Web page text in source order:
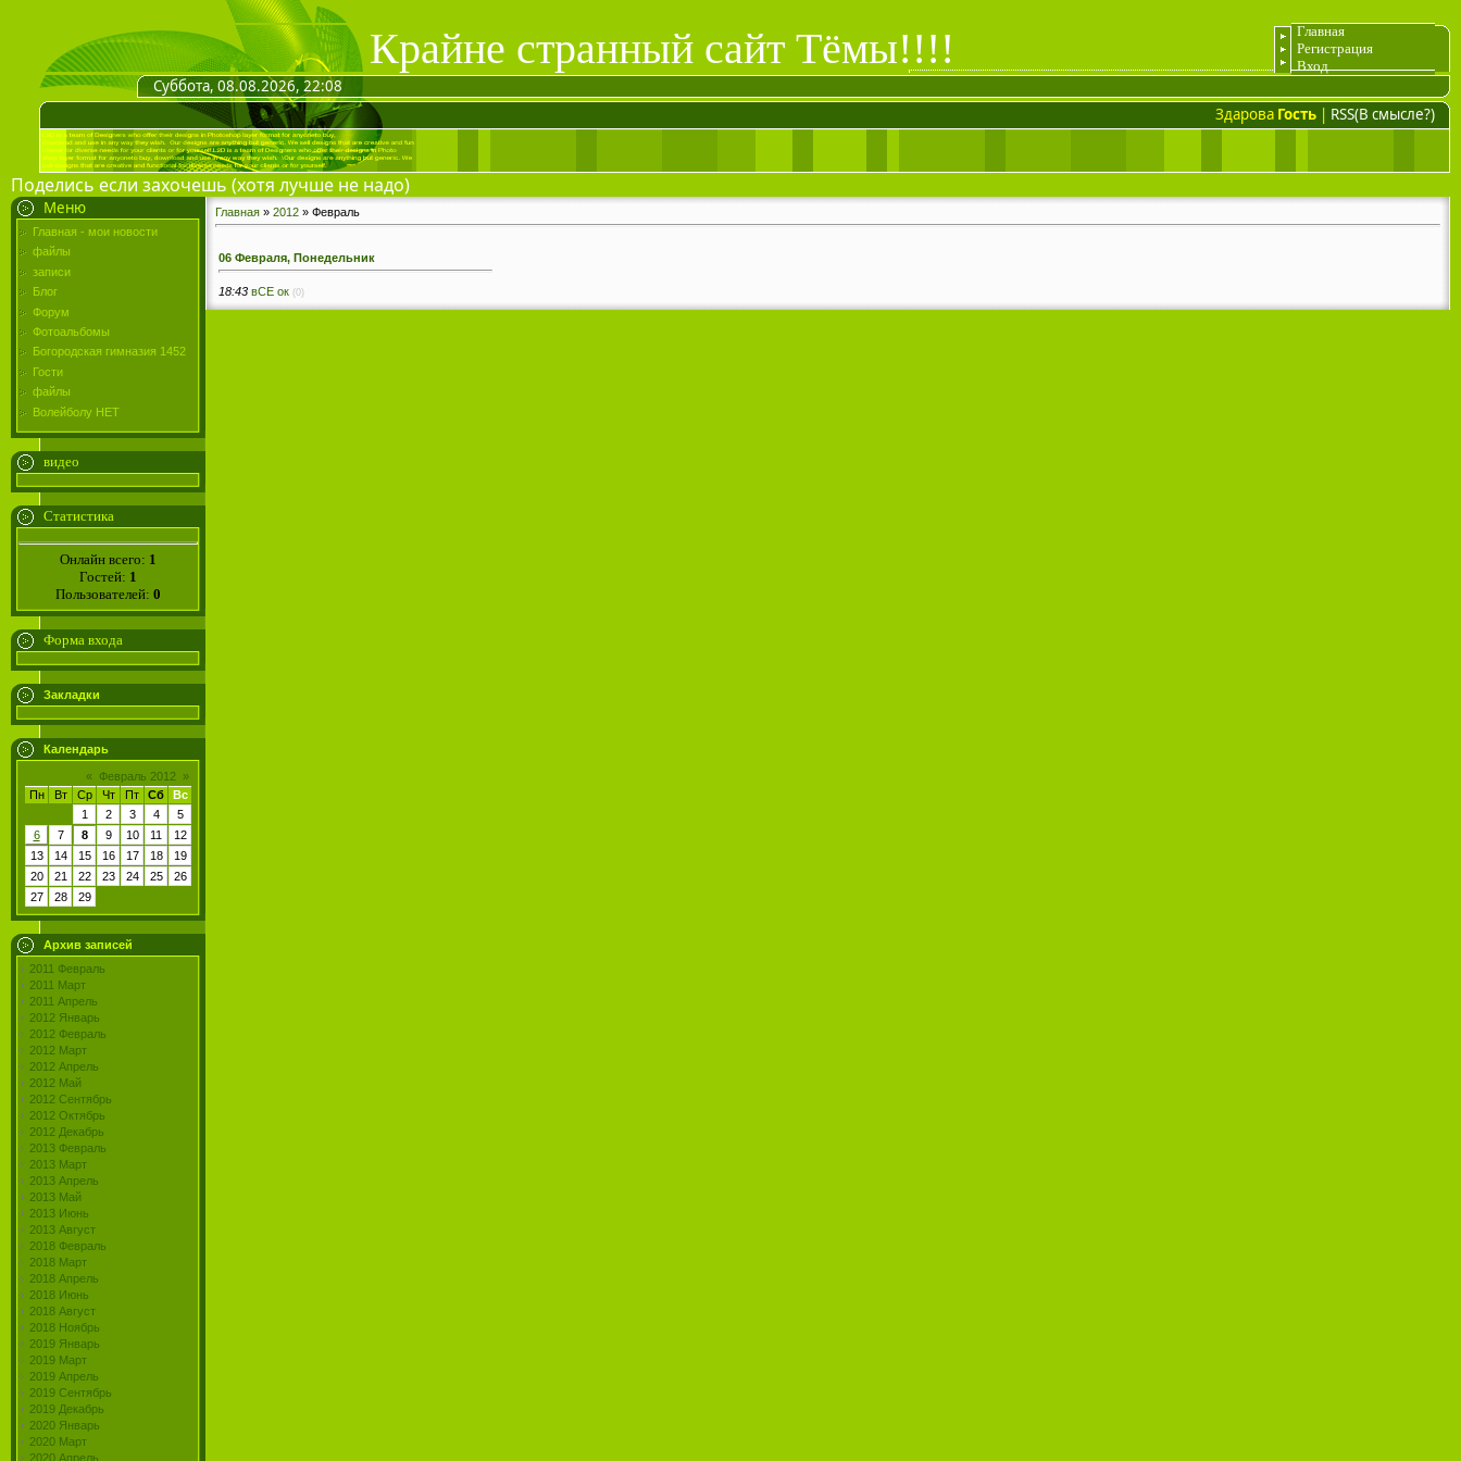
Крайне странный сайт Тёмы!!!!
Главная
Регистрация
Вход
Суббота, 08.08.2026, 22:08
Здарова Гость | RSS(В смысле?)
Поделись если захочешь (хотя лучше не надо)
Меню
Главная - мои новости
файлы
записи
Блог
Форум
Фотоальбомы
Богородская гимназия 1452
Гости
файлы
Волейболу НЕТ
видео
Статистика
Онлайн всего: 1
Гостей: 1
Пользователей: 0
Форма входа
Закладки
Календарь
« Февраль 2012
»
Пн
Вт Ср Чт Пт Сб
Вс
1
2 3 4
5
6
7 8 9 10 11
12
13
14 15 16 17 18
19
20
21 22 23 24 25
26
27
28 29
Архив записей
2011 Февраль
2011 Март
2011 Апрель
2012 Январь
2012 Февраль
2012 Март
2012 Апрель
2012 Май
2012 Сентябрь
2012 Октябрь
2012 Декабрь
2013 Февраль
2013 Март
2013 Апрель
2013 Май
2013 Июнь
2013 Август
2018 Февраль
2018 Март
2018 Апрель
2018 Июнь
2018 Август
2018 Ноябрь
2019 Январь
2019 Март
2019 Апрель
2019 Сентябрь
2019 Декабрь
2020 Январь
2020 Март
2020 Апрель
Главная » 2012 » Февраль
06 Февраля, Понедельник
18:43 вСЕ ок (0)